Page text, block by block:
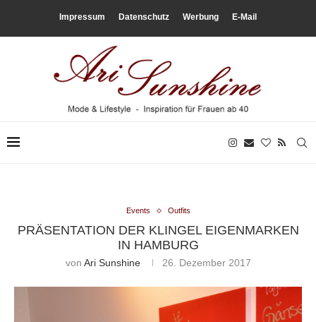
Impressum Datenschutz Werbung E-Mail
Events Outfits
PRÄSENTATION DER KLINGEL EIGENMARKEN
IN HAMBURG
von Ari Sunshine 26. Dezember 2017